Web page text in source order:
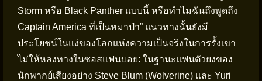
Storm หรือ Black Panther แบบนี้ หรือทำไมฉันถึงพูดถึง
Captain America ที่เป็นหมาป่า” แนวทางนั้นยังมี
ประโยชน์ในแง่ของโลกแห่งความเป็นจริงในการรั้งเขา
ไม่ให้หลงทางในซอสแฟนบอย: ในฐานะแฟนตัวยงของ
นักพากย์เสียงอย่าง Steve Blum (Wolverine) และ Yuri